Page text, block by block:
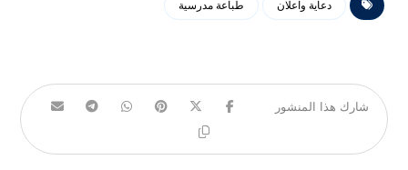
دعاية واعلان طباعة مدرسية